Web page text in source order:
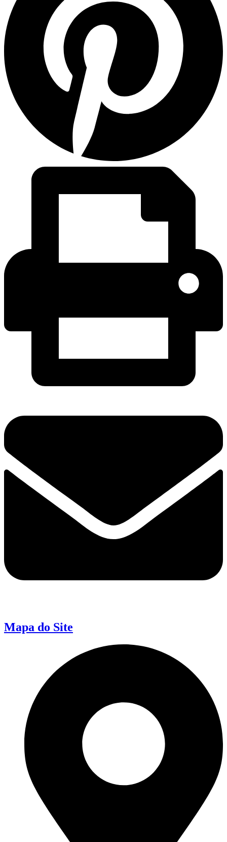
Mapa do Site